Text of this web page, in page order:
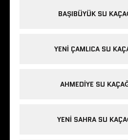
BAŞIBÜYÜK SU
YENI ÇAMLICA SU
AHMEDIYE SU
YENI SAHRA SU